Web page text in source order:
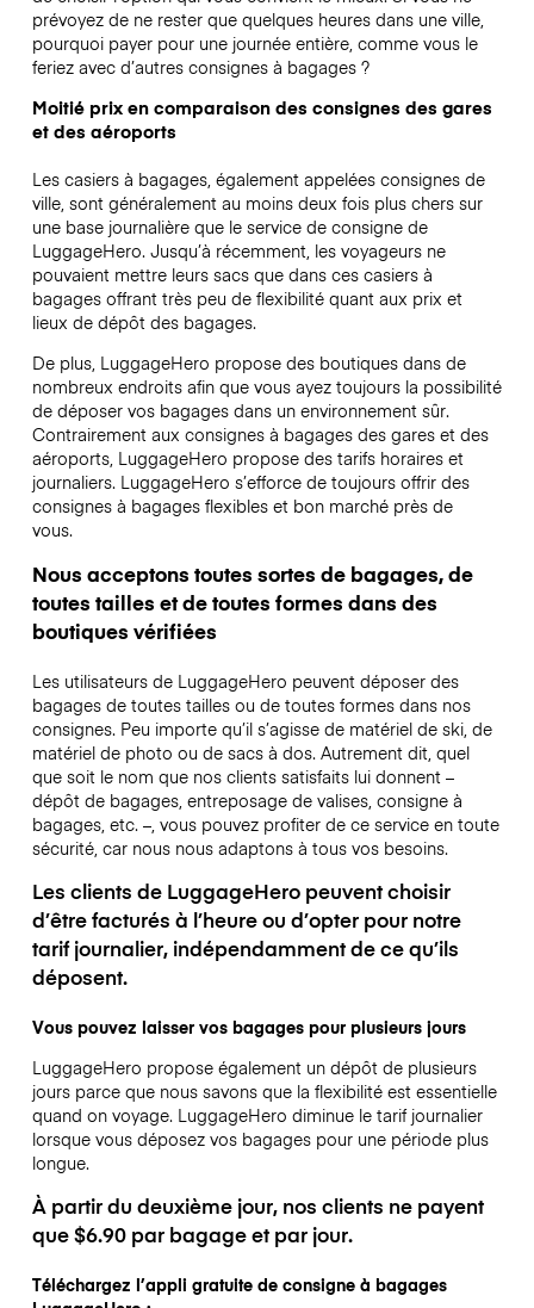
prévoyez de ne rester que quelques heures dans une ville,
pourquoi payer pour une journée entière, comme vous le
feriez avec d’autres consignes à bagages ?
Moitié prix en comparaison des consignes des gares
et des aéroports
Les casiers à bagages, également appelées consignes de
ville, sont généralement au moins deux fois plus chers sur
une base journalière que le service de consigne de
LuggageHero. Jusqu’à récemment, les voyageurs ne
pouvaient mettre leurs sacs que dans ces casiers à
bagages offrant très peu de flexibilité quant aux prix et
lieux de dépôt des bagages.
De plus, LuggageHero propose des boutiques dans de
nombreux endroits afin que vous ayez toujours la possibilité
de déposer vos bagages dans un environnement sûr.
Contrairement aux consignes à bagages des gares et des
aéroports, LuggageHero propose des tarifs horaires et
journaliers. LuggageHero s’efforce de toujours offrir des
consignes à bagages flexibles et bon marché près de
vous.
Nous acceptons toutes sortes de bagages, de
toutes tailles et de toutes formes dans des
boutiques vérifiées
Les utilisateurs de LuggageHero peuvent déposer des
bagages de toutes tailles ou de toutes formes dans nos
consignes. Peu importe qu’il s’agisse de matériel de ski, de
matériel de photo ou de sacs à dos. Autrement dit, quel
que soit le nom que nos clients satisfaits lui donnent –
dépôt de bagages, entreposage de valises, consigne à
bagages, etc. –, vous pouvez profiter de ce service en toute
sécurité, car nous nous adaptons à tous vos besoins.
Les clients de LuggageHero peuvent choisir
d’être facturés à l’heure ou d’opter pour notre
tarif journalier, indépendamment de ce qu’ils
déposent.
Vous pouvez laisser vos bagages pour plusieurs jours
LuggageHero propose également un dépôt de plusieurs
jours parce que nous savons que la flexibilité est essentielle
quand on voyage. LuggageHero diminue le tarif journalier
lorsque vous déposez vos bagages pour une période plus
longue.
À partir du deuxième jour, nos clients ne payent
que $6.90 par bagage et par jour.
Téléchargez l’appli gratuite de consigne à bagages